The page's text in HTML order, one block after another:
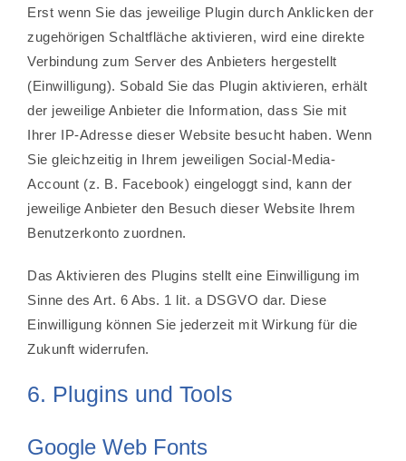
Erst wenn Sie das jeweilige Plugin durch Anklicken der
zugehörigen Schaltfläche aktivieren, wird eine direkte
Verbindung zum Server des Anbieters hergestellt
(Einwilligung). Sobald Sie das Plugin aktivieren, erhält
der jeweilige Anbieter die Information, dass Sie mit
Ihrer IP-Adresse dieser Website besucht haben. Wenn
Sie gleichzeitig in Ihrem jeweiligen Social-Media-
Account (z. B. Facebook) eingeloggt sind, kann der
jeweilige Anbieter den Besuch dieser Website Ihrem
Benutzerkonto zuordnen.
Das Aktivieren des Plugins stellt eine Einwilligung im
Sinne des Art. 6 Abs. 1 lit. a DSGVO dar. Diese
Einwilligung können Sie jederzeit mit Wirkung für die
Zukunft widerrufen.
6. Plugins und Tools
Google Web Fonts